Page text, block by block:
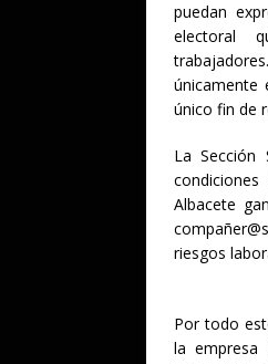
puedan
electoral
únicamente
único fin de
La
Albacete
riesgos
Por todo
la empresa